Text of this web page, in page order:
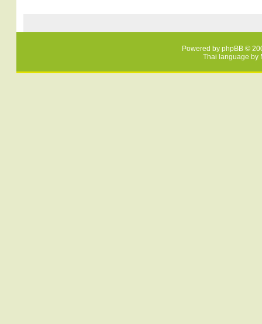
Powered by phpBB ©
Thai language by